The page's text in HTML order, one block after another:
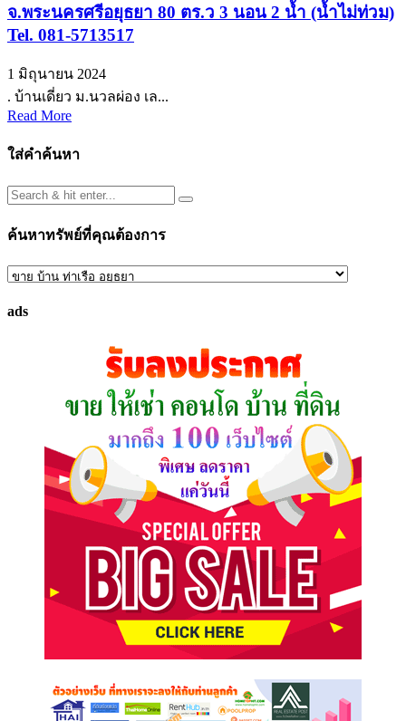
จ.พระนครศรีอยุธยา 80 ตร.ว 3 นอน 2 น้ำ (น้ำไม่ท่วม)
Tel. 081-5713517
1 มิถุนายน 2024
. บ้านเดี่ยว ม.นวลผ่อง เล...
Read More
ใส่คำค้นหา
ค้นหาทรัพย์ที่คุณต้องการ
ค้นหา
ที่
ads